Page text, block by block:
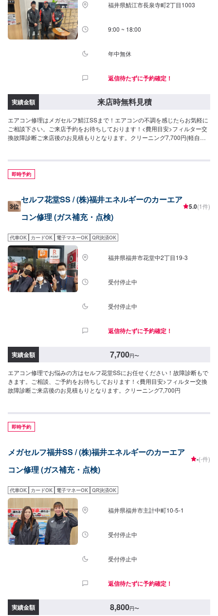
福井県鯖江市長泉寺町2丁目1003
9:00 ~ 18:00
年中無休
返信待たずに予約確定！
実績金額 来店時無料見積
エアコン修理はメガセルフ鯖江SSまで！エアコンの不調を感じたらお気軽に
ご相談下さい。ご来店予約をお待ちしております！<費用目安>フィルター交
換故障診断ご来店後のお見積もりとなります。クリーニング7,700円(軽自動
即時予約
3位
セルフ花堂SS / (株)福井エネルギーのカーエア
コン修理 (ガス補充・点検)
5.0(1件)
代車OK カードOK 電子マネーOK QR決済OK
福井県福井市花堂中2丁目19-3
受付停止中
受付停止中
返信待たずに予約確定！
実績金額 7,700円〜
エアコン修理でお悩みの方はセルフ花堂SSにお任せください！故障診断もで
きます。ご相談、ご予約をお待ちしております！<費用目安>フィルター交換
故障診断ご来店後のお見積もりとなります。クリーニング7,700円
即時予約
メガセルフ福井SS / (株)福井エネルギーのカーエア
コン修理 (ガス補充・点検)
-(-件)
代車OK カードOK 電子マネーOK QR決済OK
福井県福井市主計中町10-5-1
受付停止中
受付停止中
返信待たずに予約確定！
実績金額 8,800円〜